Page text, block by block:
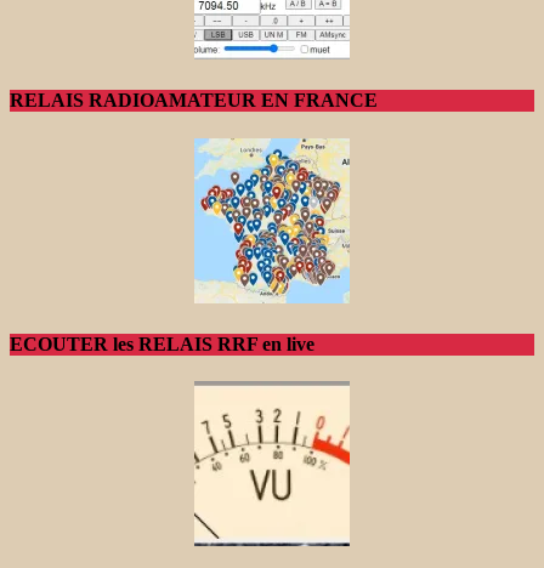
RELAIS RADIOAMATEUR EN FRANCE
ECOUTER les RELAIS RRF en live